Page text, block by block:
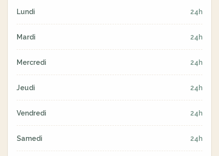
Lundi 24h
Mardi 24h
Mercredi 24h
Jeudi 24h
Vendredi 24h
Samedi 24h